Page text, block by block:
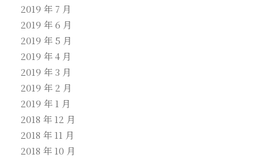
2019 年 7 月
2019 年 6 月
2019 年 5 月
2019 年 4 月
2019 年 3 月
2019 年 2 月
2019 年 1 月
2018 年 12 月
2018 年 11 月
2018 年 10 月